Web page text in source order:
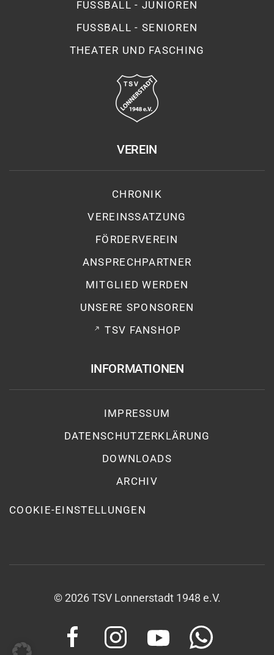
FUSSBALL - JUNIOREN
FUSSBALL - SENIOREN
THEATER UND FASCHING
VEREIN
CHRONIK
VEREINSSATZUNG
FÖRDERVEREIN
ANSPRECHPARTNER
MITGLIED WERDEN
UNSERE SPONSOREN
TSV FANSHOP
INFORMATIONEN
IMPRESSUM
DATENSCHUTZ­ERKLÄRUNG
DOWNLOADS
ARCHIV
COOKIE-EINSTELLUNGEN
© 2026TSV Lonnerstadt 1948 e.V.